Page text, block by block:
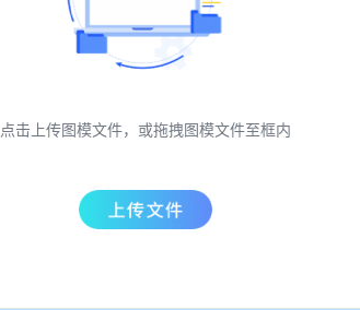
点击上传图模文件，或拖拽图模文件至框内